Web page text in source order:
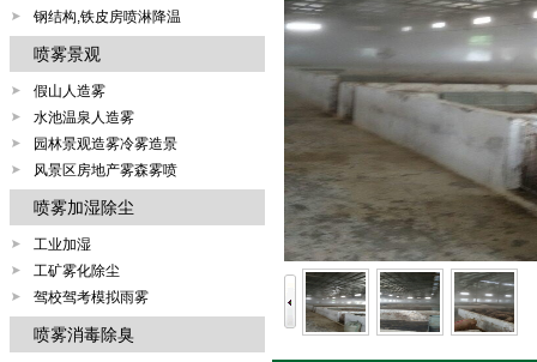
钢结构,铁皮房喷淋降温
喷雾景观
假山人造雾
水池温泉人造雾
园林景观造雾冷雾造景
风景区房地产雾森雾喷
喷雾加湿除尘
工业加湿
工矿雾化除尘
驾校驾考模拟雨雾
喷雾消毒除臭